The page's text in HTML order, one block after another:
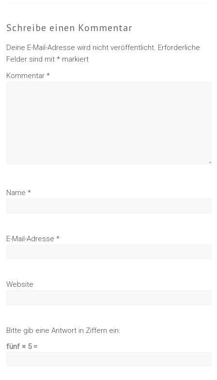
Schreibe einen Kommentar
Deine E-Mail-Adresse wird nicht veröffentlicht. Erforderliche
Felder sind mit* markiert
Kommentar*
Name*
E-Mail-Adresse*
Website
Bitte gib eine Antwort in Ziffern ein:
fünf × 5 =